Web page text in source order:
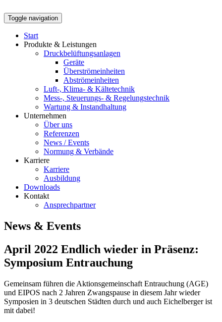
Toggle navigation
Start
Produkte & Leistungen
Druckbelüftungsanlagen
Geräte
Überströmeinheiten
Abströmeinheiten
Luft-, Klima- & Kältetechnik
Mess-, Steuerungs- & Regelungstechnik
Wartung & Instandhaltung
Unternehmen
Über uns
Referenzen
News / Events
Normung & Verbände
Karriere
Karriere
Ausbildung
Downloads
Kontakt
Ansprechpartner
News & Events
April 2022 Endlich wieder in Präsenz:
Symposium Entrauchung
Gemeinsam führen die Aktionsgemeinschaft Entrauchung (AGE)
und EIPOS nach 2 Jahren Zwangspause in diesem Jahr wieder
Symposien in 3 deutschen Städten durch und auch Eichelberger ist
mit dabei!